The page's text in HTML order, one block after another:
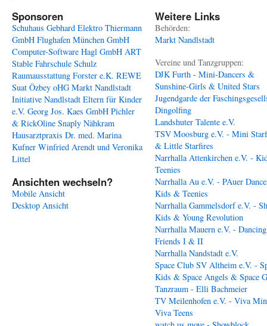
Sponsoren
Schuhaus Gebhard Elektro Thiermann
GmbH Flughafen München GmbH
Computer-Software Hagl GmbH ART
Stable Fahrschule Schulz
Raumausstattung Forster e.K. REWE
Suat Özbey oHG Markt Nandlstadt
Initiative Nandlstadt Eltern für Kinder
e.V. Georg Jos. Kaes GmbH Pichler
& RickOline Snaply Nähkram
Hausarztpraxis Dr. med. Marina
Kufner Winfried Arendt und Veronika
Littel
Ansichten wechseln?
Mobile Ansicht
Desktop Ansicht
Weitere Links
Behörden:
Markt Nandlstadt
Vereine und Tanzgruppen:
DJK Furth - Mini-Dancers &
Sunshine-Girls & United Stars
Jugendgarde der
Dingolfing
Landshuter Talente e.V.
TSV Moosburg e.V. - Mini
& Little Starfires
Narrhalla Attenkirchen e.V. -
Teenies
Narrhalla Au e.V. - PAuer
Kids & Teenies
Narrhalla Gammelsdorf e.V. -
Kids & Young Revolution
Narrhalla Mauern e.V. - Dancing
Friends I & II
Narrhalla Nandstadt e.V.
Space Club SV Altheim e.V. -
Kids & Space Angels & Space
Tanzraum - Elli Bachmeier
TV Meilenhofen e.V. - Viva
Viva Teens